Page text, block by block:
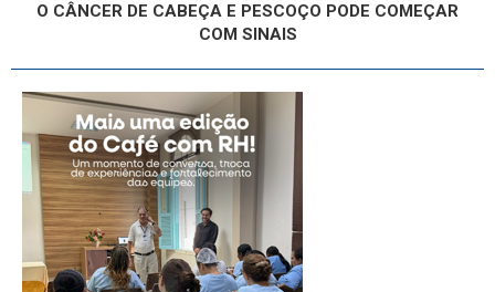
O CÂNCER DE CABEÇA E PESCOÇO PODE COMEÇAR
COM SINAIS